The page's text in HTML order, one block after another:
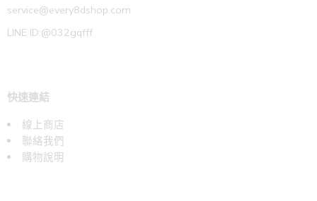
service@every8dshop.com
LINE ID:@032gqfff
快速連結
線上商店
聯絡我們
購物說明